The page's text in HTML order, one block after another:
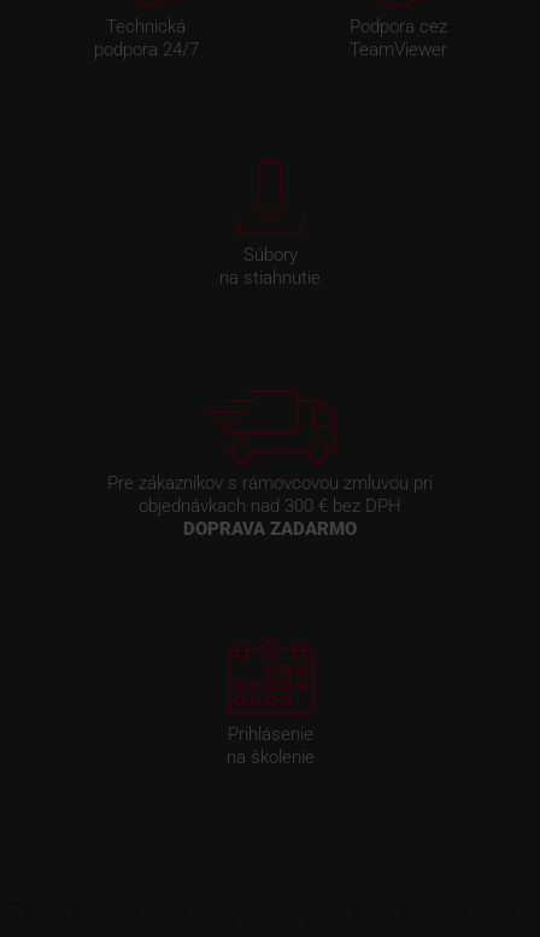
Technická
podpora 24/7
Podpora cez
TeamViewer
Súbory
na stiahnutie
Pre zákazníkov s rámovcovou zmluvou pri
objednávkach nad 300 € bez DPH
DOPRAVA ZADARMO
Prihlásenie
na školenie